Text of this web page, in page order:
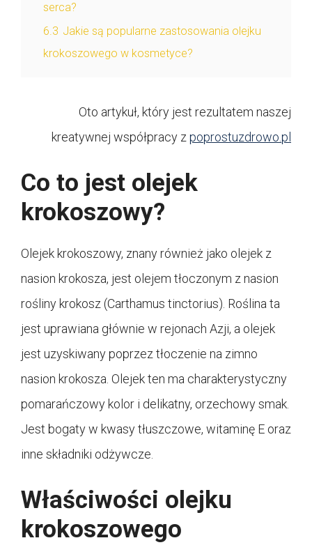
serca?
6.3 Jakie są popularne zastosowania olejku
krokoszowego w kosmetyce?
Oto artykuł, który jest rezultatem naszej
kreatywnej współpracy z poprostuzdrowo.pl
Co to jest olejek
krokoszowy?
Olejek krokoszowy, znany również jako olejek z
nasion krokosza, jest olejem tłoczonym z nasion
rośliny krokosz (Carthamus tinctorius). Roślina ta
jest uprawiana głównie w rejonach Azji, a olejek
jest uzyskiwany poprzez tłoczenie na zimno
nasion krokosza. Olejek ten ma charakterystyczny
pomarańczowy kolor i delikatny, orzechowy smak.
Jest bogaty w kwasy tłuszczowe, witaminę E oraz
inne składniki odżywcze.
Właściwości olejku
krokoszowego